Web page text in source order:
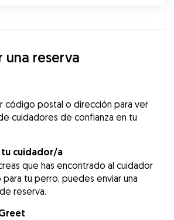
una reserva
código postal o dirección para ver
cuidadores de confianza en tu
tu cuidador/a
que has encontrado al cuidador
tu perro, puedes enviar una
reserva.